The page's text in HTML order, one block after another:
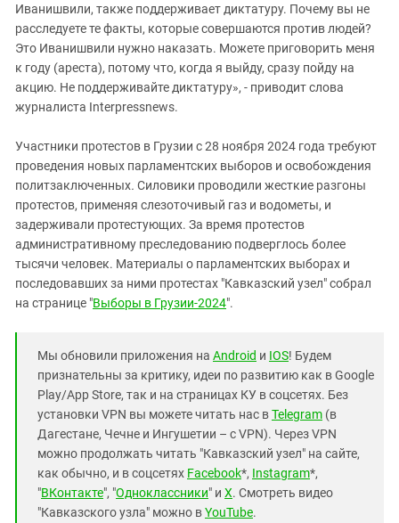
Иванишвили, также поддерживает диктатуру. Почему вы не
расследуете те факты, которые совершаются против людей?
Это Иванишвили нужно наказать. Можете приговорить меня
к году (ареста), потому что, когда я выйду, сразу пойду на
акцию. Не поддерживайте диктатуру», - приводит слова
журналиста Interpressnews.
Участники протестов в Грузии с 28 ноября 2024 года требуют
проведения новых парламентских выборов и освобождения
политзаключенных. Силовики проводили жесткие разгоны
протестов, применяя слезоточивый газ и водометы, и
задерживали протестующих. За время протестов
административному преследованию подверглось более
тысячи человек. Материалы о парламентских выборах и
последовавших за ними протестах "Кавказский узел" собрал
на странице "Выборы в Грузии-2024".
Мы обновили приложения на Android и IOS! Будем
признательны за критику, идеи по развитию как в Google
Play/App Store, так и на страницах КУ в соцсетях. Без
установки VPN вы можете читать нас вTelegram (в
Дагестане, Чечне и Ингушетии – с VPN). Через VPN
можно продолжать читать "Кавказский узел" на сайте,
как обычно, и в соцсетях Facebook*, Instagram*,
"ВКонтакте", "Одноклассники" и X. Смотреть видео
"Кавказского узла" можно вYouTube.